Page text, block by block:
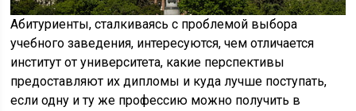
Абитуриенты, сталкиваясь с проблемой выбора
учебного заведения, интересуются, чем отличается
институт от университета, какие перспективы
предоставляют их дипломы и куда лучше поступать,
если одну и ту же профессию можно получить в